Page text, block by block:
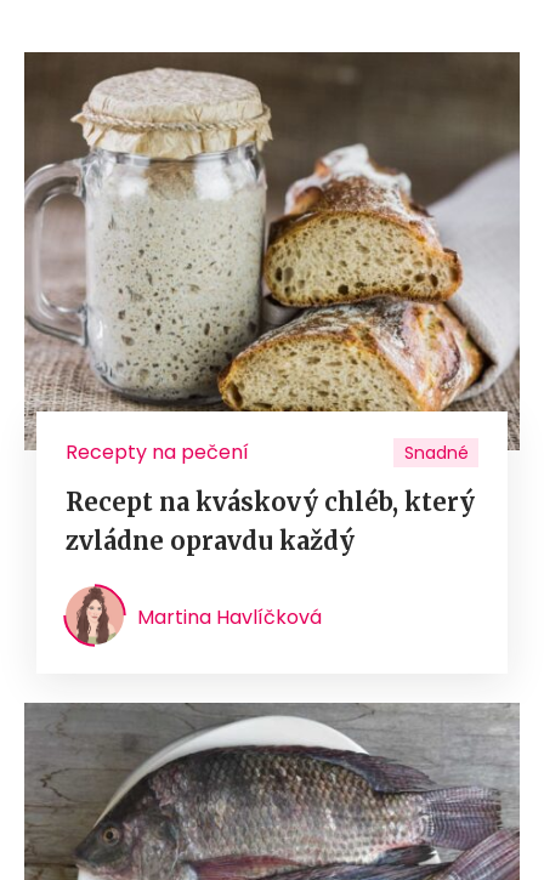
Recepty na pečení Snadné
Recept na kváskový chléb, který
zvládne opravdu každý
Martina Havlíčková